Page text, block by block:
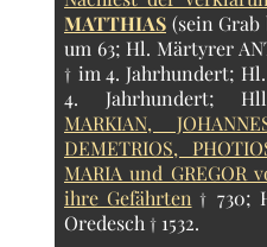
MATTHIAS (sein
um 63; Hl. Märtyrer
† im 4. Jahrhundert;
4. Jahrhundert;
MARKIAN,
DEMETRIOS,
MARIA und GREGOR
ihre Gefährten † 730;
Oredesch † 1532.